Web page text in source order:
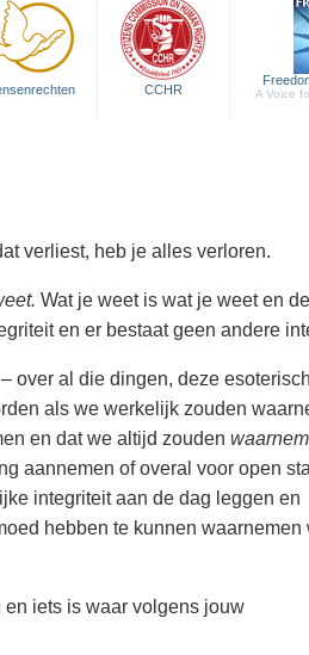
CCHR A Voice
verliest, heb je alles verloren.
Wat je weet is wat je weet en
en er bestaat geen andere
over al die dingen, deze
als we werkelijk zouden
en dat we altijd zouden
aannemen of overal voor open
integriteit aan de dag leggen en
hebben te kunnen waarnemen
iets is waar volgens jouw